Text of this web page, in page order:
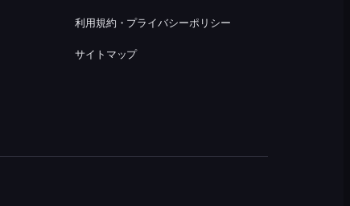
利用規約・プライバシーポリシー
サイトマップ